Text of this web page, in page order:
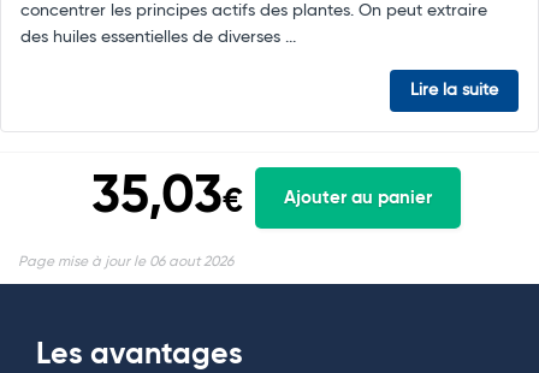
concentrer les principes actifs des plantes. On peut extraire
des huiles essentielles de diverses ...
Lire la suite
35,03€ Ajouter au panier
Page mise à jour le 06 aout 2026
Les avantages